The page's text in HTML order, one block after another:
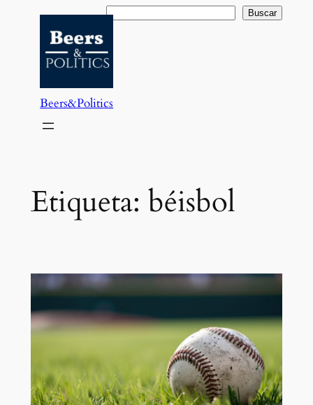
contenido
Buscar Buscar
Beers&Politics
Etiqueta: béisbol